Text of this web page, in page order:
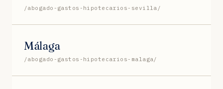
/abogado-gastos-hipotecarios-sevilla/
Málaga
/abogado-gastos-hipotecarios-malaga/